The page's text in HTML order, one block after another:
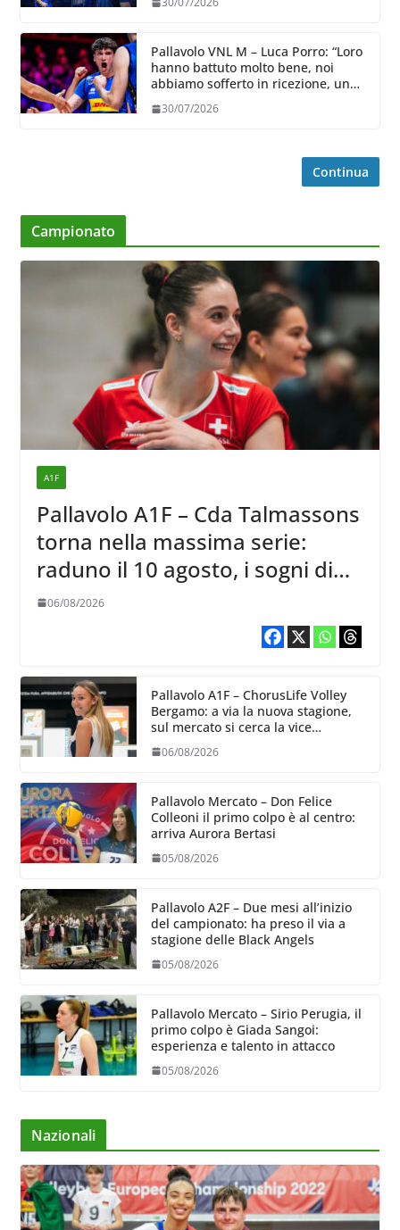
Pallavolo VNL M – Luca Porro: “Loro
hanno battuto molto bene, noi
abbiamo sofferto in ricezione, uno
30/07/2026
Continua
Campionato
A1F
Pallavolo A1F – Cda Talmassons
torna nella massima serie:
raduno il 10 agosto, i sogni di
salvezza di Julie Lengweiler,
06/08/2026
Pallavolo A1F – ChorusLife Volley
Bergamo: a via la nuova stagione,
sul mercato si cerca la vice
Ungureanu
06/08/2026
Pallavolo Mercato – Don Felice
Colleoni il primo colpo è al centro:
arriva Aurora Bertasi
05/08/2026
Pallavolo A2F – Due mesi all’inizio
del campionato: ha preso il via a
stagione delle Black Angels
05/08/2026
Pallavolo Mercato – Sirio Perugia, il
primo colpo è Giada Sangoi:
esperienza e talento in attacco
05/08/2026
Nazionali